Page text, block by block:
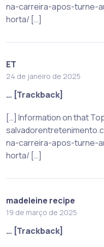
na-carreira-apos-turne-
horta/ […]
ET
24 de janeiro de 2025
… [Trackback]
[…] Information on that
na-carreira-apos-turne-
horta/ […]
madeleine recipe
19 de março de 2025
… [Trackback]